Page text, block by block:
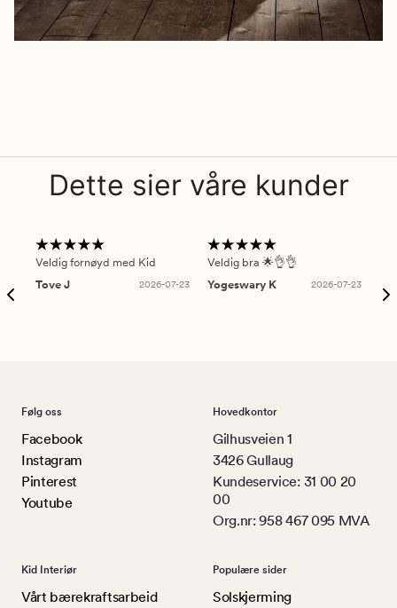
Dette sier våre kunder
Veldig fornøyd med Kid
Tove J
2026-07-23
Veldig bra 🌟👌👌
Yogeswary K
2026-07-23
Følg oss
Facebook
Instagram
Pinterest
Youtube
Hovedkontor
Gilhusveien 1
3426 Gullaug
Kundeservice: 31 00 20
00
Org.nr: 958 467 095 MVA
Kid Interiør
Vårt bærekraftsarbeid
Populære sider
Solskjerming